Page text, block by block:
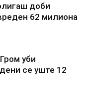
доби
62 милиона
уби
се уште 12